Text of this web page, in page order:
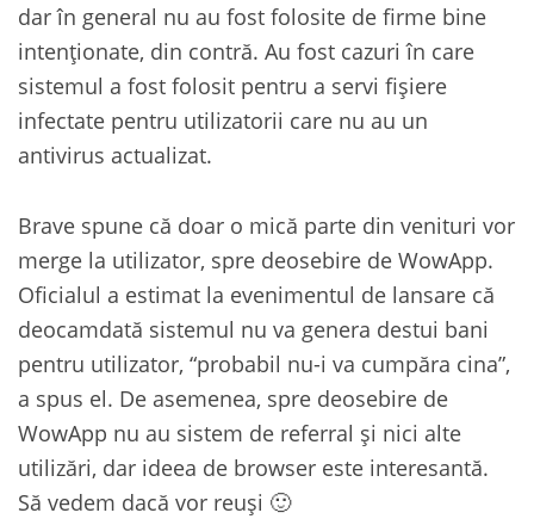
dar în general nu au fost folosite de firme bine
intenționate, din contră. Au fost cazuri în care
sistemul a fost folosit pentru a servi fișiere
infectate pentru utilizatorii care nu au un
antivirus actualizat.
Brave spune că doar o mică parte din venituri vor
merge la utilizator, spre deosebire de WowApp.
Oficialul a estimat la evenimentul de lansare că
deocamdată sistemul nu va genera destui bani
pentru utilizator, “probabil nu-i va cumpăra cina”,
a spus el. De asemenea, spre deosebire de
WowApp nu au sistem de referral și nici alte
utilizări, dar ideea de browser este interesantă.
Să vedem dacă vor reuși 🙂